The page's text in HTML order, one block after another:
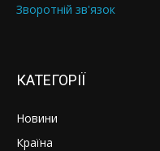
Зворотній зв'язок
КАТЕГОРІЇ
Новини
Країна